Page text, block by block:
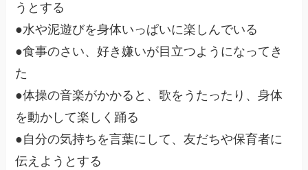
うとする
●水や泥遊びを身体いっぱいに楽しんでいる
●食事のさい、好き嫌いが目立つようになってき
た
●体操の音楽がかかると、歌をうたったり、身体
を動かして楽しく踊る
●自分の気持ちを言葉にして、友だちや保育者に
伝えようとする